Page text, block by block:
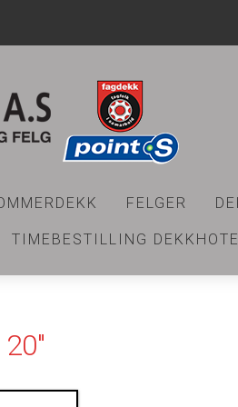
FELGER
TIMEBESTILLING